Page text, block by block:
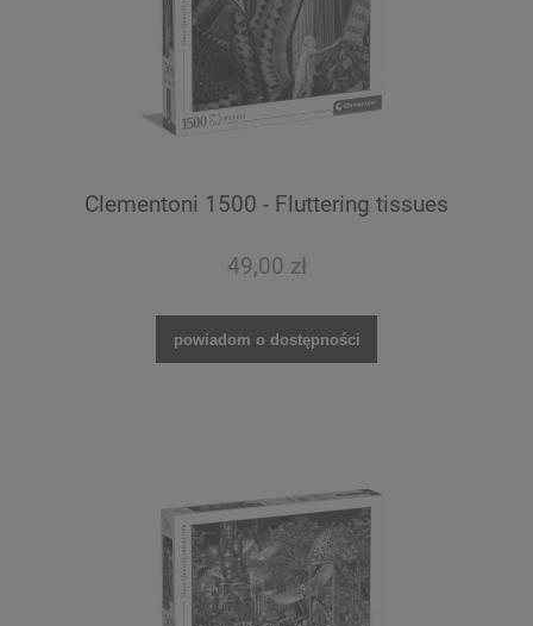
Clementoni 1500 - Fluttering tissues
49,00 zł
powiadom o dostępności